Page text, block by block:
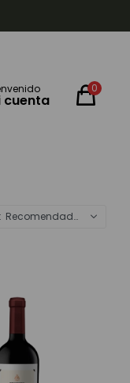
0
Recomendados